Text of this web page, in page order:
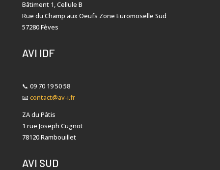
Bâtiment 1, Cellule B
Rue du Champ aux Oeufs Zone Euromoselle Sud
57280 Fèves
AVI IDF
📞 09 70 19 50 58
📧 contact@av-i.fr
ZA du Pâtis
1 rue Joseph Cugnot
78120 Rambouillet
AVI SUD